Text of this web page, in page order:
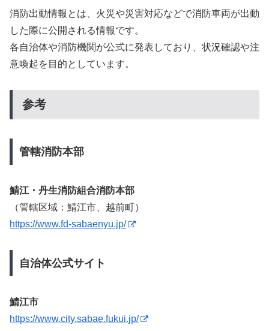
消防出動情報とは、火災や災害対応などで消防車両が出動
した際に公開される情報です。
各自治体や消防機関が公式に発表しており、状況確認や注
意喚起を目的としています。
参考
管轄消防本部
鯖江・丹生消防組合消防本部
（管轄区域：鯖江市、越前町）
https://www.fd-sabaenyu.jp/
自治体公式サイト
鯖江市
https://www.city.sabae.fukui.jp/